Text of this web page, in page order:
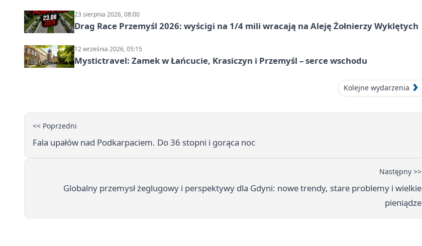
23 sierpnia 2026, 08:00
Drag Race Przemyśl 2026: wyścigi na 1/4 mili wracają na Aleję Żołnierzy Wyklętych
12 września 2026, 05:15
Mystictravel: Zamek w Łańcucie, Krasiczyn i Przemyśl – serce wschodu
Kolejne wydarzenia
<< Poprzedni
Fala upałów nad Podkarpaciem. Do 36 stopni i gorąca noc
Następny >>
Globalny przemysł żeglugowy i perspektywy dla Gdyni: nowe trendy, stare problemy i wielkie
pieniądze